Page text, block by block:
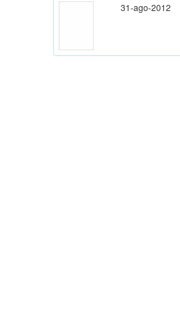
31-ago-2012